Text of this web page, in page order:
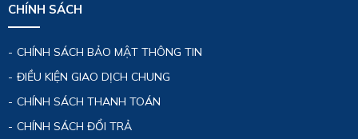
CHÍNH SÁCH
CHÍNH SÁCH BẢO MẬT THÔNG TIN
ĐIỀU KIỆN GIAO DỊCH CHUNG
CHÍNH SÁCH THANH TOÁN
CHÍNH SÁCH ĐỔI TRẢ